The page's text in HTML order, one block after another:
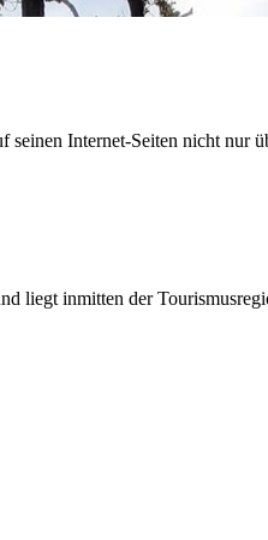
Internet-Seiten nicht
inmitten der